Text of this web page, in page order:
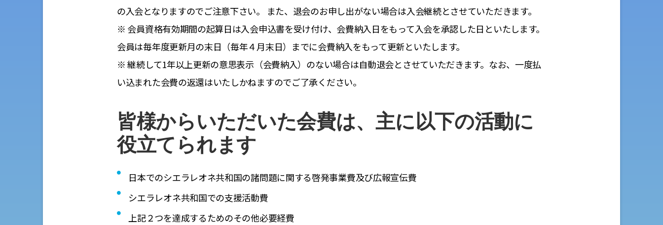
の入会となりますのでご注意下さい。 また、退会のお申し出がない場合は入会継続とさせていただきます。
※ 会員資格有効期間の起算日は入会申込書を受け付け、会費納入日をもって入会を承認した日といたします。
会員は毎年度更新月の末日（毎年４月末日）までに会費納入をもって更新といたします。
※ 継続して1年以上更新の意思表示（会費納入）のない場合は自動退会とさせていただきます。なお、一度払
い込まれた会費の返還はいたしかねますのでご了承ください。
皆様からいただいた会費は、主に以下の活動に
役立てられます
日本でのシエラレオネ共和国の諸問題に関する啓発事業費及び広報宣伝費
シエラレオネ共和国での支援活動費
上記２つを達成するためのその他必要経費